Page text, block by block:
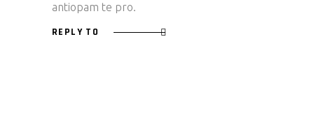
antiopam te pro.
REPLY TO